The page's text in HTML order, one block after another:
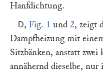
Hanfdichtung.
D, Fig. 1 und 2, zeigt
Dampfheizung mit
Sitzbänken, anstatt
annähernd dieselbe,